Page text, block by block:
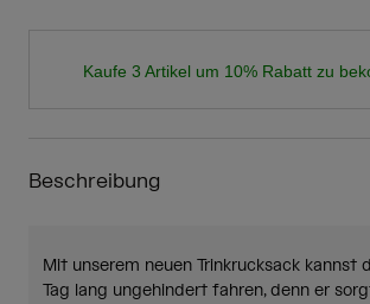
Kaufe 3 Artikel um 10% Rabatt zu
Beschreibung
Mit unserem neuen Trinkrucksack kannst
Tag lang ungehindert fahren, denn er